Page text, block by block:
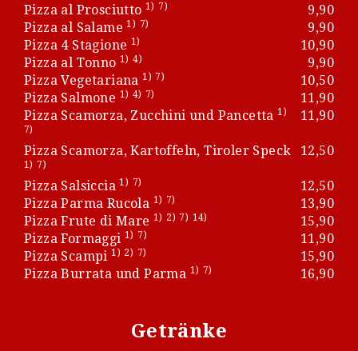
Pizza al Prosciutto 1) 7)
9,90
Pizza al Salame 1) 7)
9,90
Pizza 4 Stagione 1)
10,90
Pizza al Tonno 1) 4)
9,90
Pizza Vegetariana 1) 7)
10,50
Pizza Salmone 1) 4) 7)
11,90
Pizza Scamorza, Zucchini und Pancetta 1)
7)
11,90
Pizza Scamorza, Kartoffeln, Tiroler Speck
1) 7)
12,50
Pizza Salsiccia 1) 7)
12,50
Pizza Parma Rucola 1) 7)
13,90
Pizza Frute di Mare 1) 2) 7) 14)
15,90
Pizza Formaggi 1) 7)
11,90
Pizza Scampi 1) 2) 7)
15,90
Pizza Burrata und Parma 1) 7) 16,90
Getränke